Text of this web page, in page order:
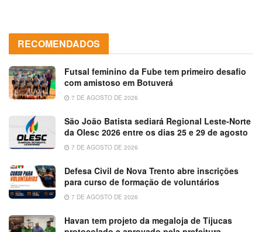
RECOMENDADOS
Futsal feminino da Fube tem primeiro desafio
com amistoso em Botuverá
7 DE AGOSTO DE 2026
São João Batista sediará Regional Leste-Norte
da Olesc 2026 entre os dias 25 e 29 de agosto
7 DE AGOSTO DE 2026
Defesa Civil de Nova Trento abre inscrições
para curso de formação de voluntários
7 DE AGOSTO DE 2026
Havan tem projeto da megaloja de Tijucas